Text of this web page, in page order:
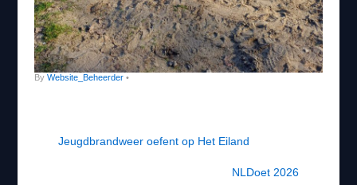
By Website_Beheerder•
Jeugdbrandweer oefent op Het Eiland
NLDoet 2026